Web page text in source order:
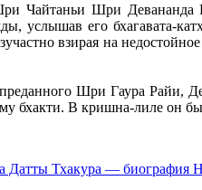
Чайтаньи Шри Девананда
услышав его бхагавата-
взирая на
Шри Гаура Райи,
бхакти. В кришна-лиле он
Датты Тхакура — биография